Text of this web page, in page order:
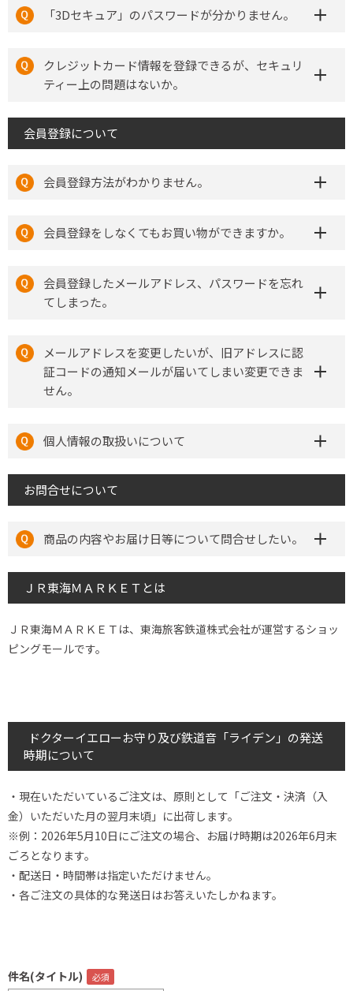
「3Dセキュア」のパスワードが分かりません。
クレジットカード情報を登録できるが、セキュリ
ティー上の問題はないか。
会員登録について
会員登録方法がわかりません。
会員登録をしなくてもお買い物ができますか。
会員登録したメールアドレス、パスワードを忘れ
てしまった。
メールアドレスを変更したいが、旧アドレスに認
証コードの通知メールが届いてしまい変更できま
せん。
個人情報の取扱いについて
お問合せについて
商品の内容やお届け日等について問合せしたい。
ＪＲ東海ＭＡＲＫＥＴとは
ＪＲ東海ＭＡＲＫＥＴは、東海旅客鉄道株式会社が運営するショッ
ピングモールです。
ドクターイエローお守り及び鉄道音「ライデン」の発送
時期について
・現在いただいているご注文は、原則として「ご注文・決済（入
金）いただいた月の翌月末頃」に出荷します。
※例：2026年5月10日にご注文の場合、お届け時期は2026年6月末
ごろとなります。
・配送日・時間帯は指定いただけません。
・各ご注文の具体的な発送日はお答えいたしかねます。
件名(タイトル)